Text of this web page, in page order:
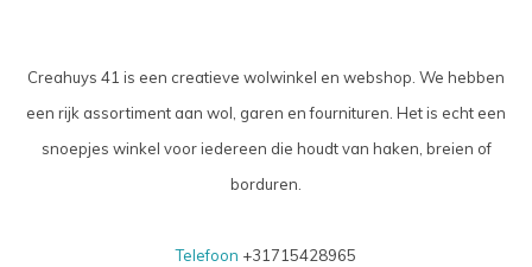
Creahuys 41 is een creatieve wolwinkel en webshop. We hebben
een rijk assortiment aan wol, garen en fournituren. Het is echt een
snoepjes winkel voor iedereen die houdt van haken, breien of
borduren.
Telefoon +31715428965